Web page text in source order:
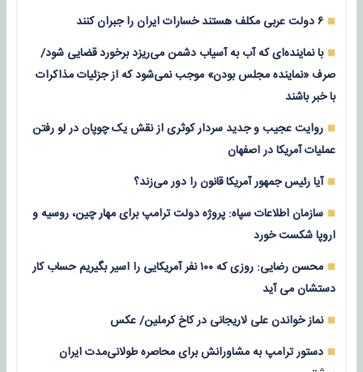
۶ دولت عربی مکلف هستند خسارات ایران را جبران کنند
با نماینده‌ای که آب به آسیاب دشمن می‌ریزد برخورد قضایی شود/
صرف «نماینده مجلس بودن» موجب نمی‌شود که از جزئیات مذاکرات
با خبر باشند
روایت عجیب و جدید سردار کوثری از نقش یک چوپان در لو رفتن
عملیات آمریکا در اصفهان
آیا رئیس جمهور آمریکا قانون را دور می‌زند؟
سازمان اطلاعات سپاه: پروژه دولت ترامپ برای مهار چین، روسیه و
اروپا شکست خورد
محسن رضایی: روزی که ۱۰۰ نفر آمریکایی را اسیر بگیریم حساب کار
دستشان می آید
نماز خواندن علی لاریجانی در کاخ کرملین/ عکس
دستور ترامپ به مشاورانش برای محاصره طولانی‌مدت ایران